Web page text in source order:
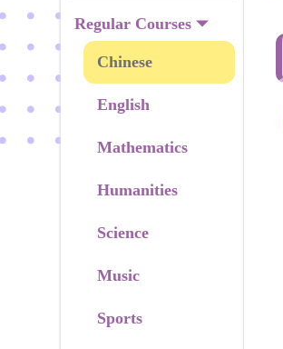
Regular Courses
Chinese
English
Mathematics
Humanities
Science
Music
Sports